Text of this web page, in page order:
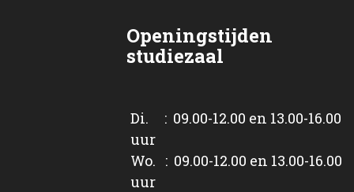
Openingstijden
studiezaal
Di. : 09.00-12.00 en 13.00-16.00
uur
Wo. : 09.00-12.00 en 13.00-16.00
uur